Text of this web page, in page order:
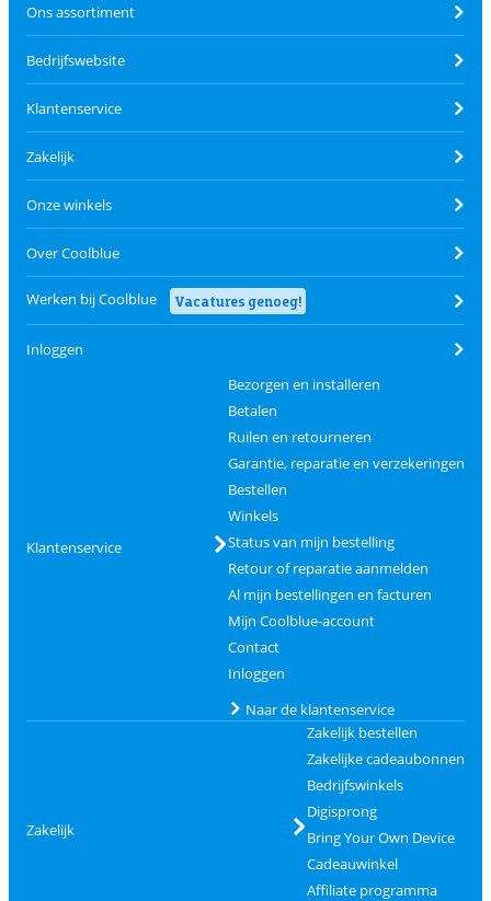
Ons assortiment
Bedrijfswebsite
Klantenservice
Zakelijk
Onze winkels
Over Coolblue
Werken bij Coolblue Vacatures genoeg!
Inloggen
Klantenservice
Bezorgen en installeren
Betalen
Ruilen en retourneren
Garantie, reparatie en verzekeringen
Bestellen
Winkels
Status van mijn bestelling
Retour of reparatie aanmelden
Al mijn bestellingen en facturen
Mijn Coolblue-account
Contact
Inloggen
Naar de klantenservice
Zakelijk
Zakelijk bestellen
Zakelijke cadeaubonnen
Bedrijfswinkels
Digisprong
Bring Your Own Device
Cadeauwinkel
Affiliate programma